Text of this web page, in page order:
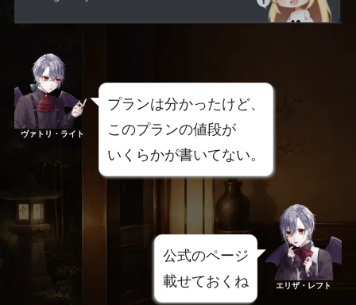
ヴァトリ・ライト
プランは分かったけど、
このプランの値段が
いくらかが書いてない。
公式のページ
載せておくね
エリザ・レフト